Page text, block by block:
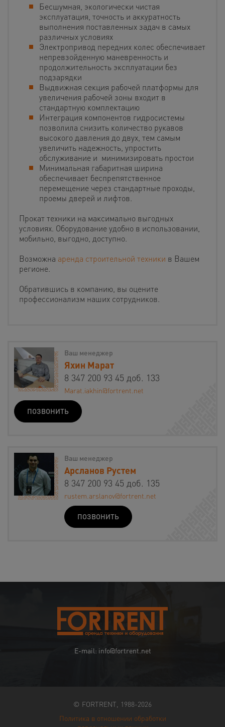
Бесшумная, экологически чистая
эксплуатация, точность и аккуратность
выполнения поставленных задач в самых
различных условиях
Электропривод передних колес обеспечивает
непревзойденную маневренность и
продолжительность эксплуатации без
подзарядки
Выдвижная секция рабочей платформы для
увеличения рабочей зоны входит в
стандартную комплектацию
Интеграция компонентов гидросистемы
позволила снизить количество рукавов
высокого давления до двух, тем самым
увеличить надежность, упростить
обслуживание и минимизировать простои
Минимальная габаритная ширина
обеспечивает беспрепятственное
перемещение через стандартные проходы,
проемы дверей и лифтов.
Прокат техники на максимально выгодных
условиях. Оборудование удобно в использовании,
мобильно, выгодно, доступно.
Возможна аренда строительной техники в Вашем
регионе.
Обратившись в компанию, вы оцените
профессионализм наших сотрудников.
Ваш менеджер
Яхин Марат
8 347 200 93 45 доб. 133
Marat.iakhin@fortrent.net
ПОЗВОНИТЬ
Ваш менеджер
Арсланов Рустем
8 347 200 93 45 доб. 135
rustem.arslanov@fortrent.net
ПОЗВОНИТЬ
E-mail: info@fortrent.net
© FORTRENT, 1988-2026
Политика в отношении обработки